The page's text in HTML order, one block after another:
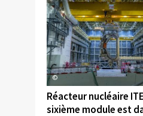
©
Réacteur nucléaire
sixième module est